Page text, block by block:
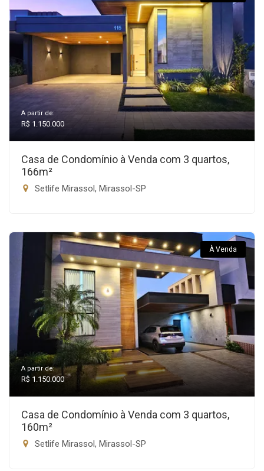
A partir de:
R$ 1.150.000
Casa de Condomínio à Venda com 3 quartos,
166m²
Setlife Mirassol, Mirassol-SP
À Venda
A partir de:
R$ 1.150.000
Casa de Condomínio à Venda com 3 quartos,
160m²
Setlife Mirassol, Mirassol-SP